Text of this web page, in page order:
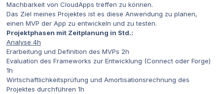
Machbarkeit von CloudApps treffen zu können.
Das Ziel meines Projektes ist es diese Anwendung zu planen,
einen MVP der App zu entwickeln und zu testen.
Projektphasen mit Zeitplanung in Std.:
Analyse 4h
Erarbeitung und Definition des MVPs 2h
Evaluation des Frameworks zur Entwicklung (Connect oder Forge)
1h
Wirtschaftlichkeitsprüfung und Amortisationsrechnung des
Projektes durchführen 1h